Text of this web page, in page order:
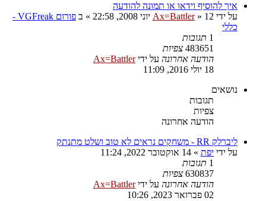
איך להוסיף וידאו או תמונה להודעה
על ידי
Ax=Battler» 12 יוני 2008, 22:58 » ב
פורום VGFreak -
כללי
1 תגובות
483651 צפיות
הודעה אחרונה על ידיAx=Battler
18 יולי 2016, 11:09
נושאים
תגובות
צפיות
הודעה אחרונה
ליברלק RR - משחקים נראים לא טוב ושלט מתנתק
על ידי יפת » 14 אוקטובר 2022, 11:24
1 תגובות
630837 צפיות
הודעה אחרונה על ידיAx=Battler
02 פברואר 2023, 10:26